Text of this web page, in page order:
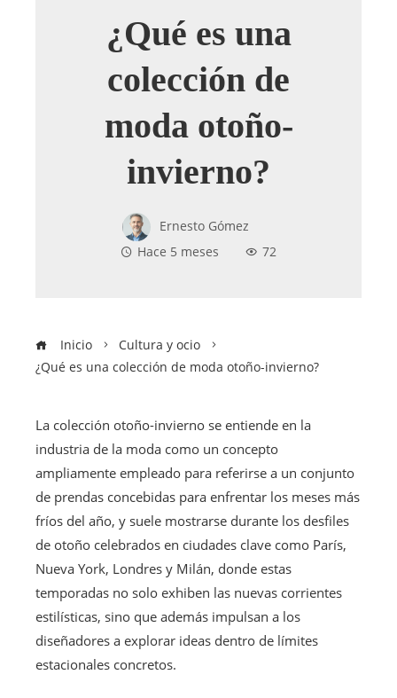
¿Qué es una
colección de
moda otoño-
invierno?
Ernesto Gómez
Hace 5 meses
72
Inicio
Cultura y ocio
¿Qué es una colección de moda otoño-invierno?
La colección otoño-invierno se entiende en la
industria de la moda como un concepto
ampliamente empleado para referirse a un conjunto
de prendas concebidas para enfrentar los meses más
fríos del año, y suele mostrarse durante los desfiles
de otoño celebrados en ciudades clave como París,
Nueva York, Londres y Milán, donde estas
temporadas no solo exhiben las nuevas corrientes
estilísticas, sino que además impulsan a los
diseñadores a explorar ideas dentro de límites
estacionales concretos.